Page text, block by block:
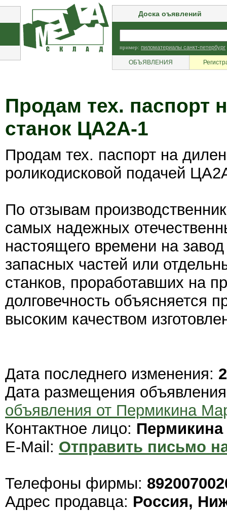
Доска оъявлений
пример: пиломатериалы санкт-петербург
ОБЪЯВЛЕНИЯ
Продам тех. паспорт
станок ЦА2А-1
Продам тех. паспорт на
роликодисковой подачей
По отзывам
самых надежных
настоящего времени на
запасных частей или
станков, проработавших на
долговечность объясняется
высоким качеством
Дата последнего изменения:
Дата размещения
объявления от Пермикина
Контактное лицо:
E-Mail: Отправить письмо
Телефоны фирмы:
Адрес продавца: Россия,